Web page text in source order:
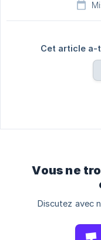
Cet article a-
Vous ne
Discutez avec